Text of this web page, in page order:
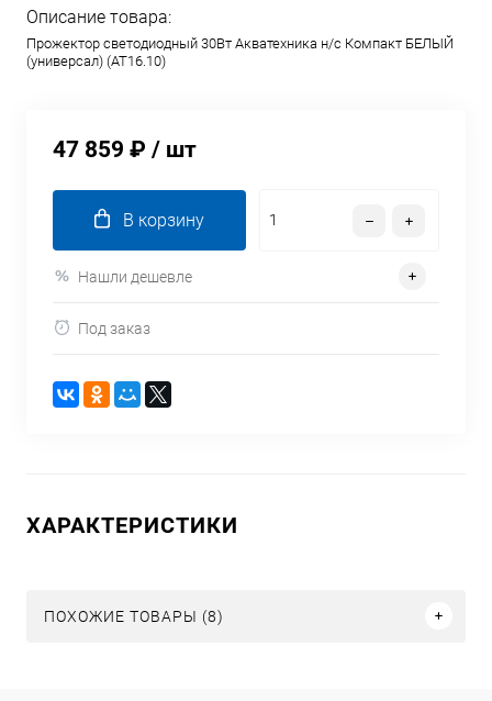
Описание товара:
Прожектор cветодиодный 30Вт Акватехника н/с Компакт БЕЛЫЙ
(универсал) (AT16.10)
47 859 ₽ / шт
В корзину
Нашли дешевле
Под заказ
ХАРАКТЕРИСТИКИ
ПОХОЖИЕ ТОВАРЫ (8)